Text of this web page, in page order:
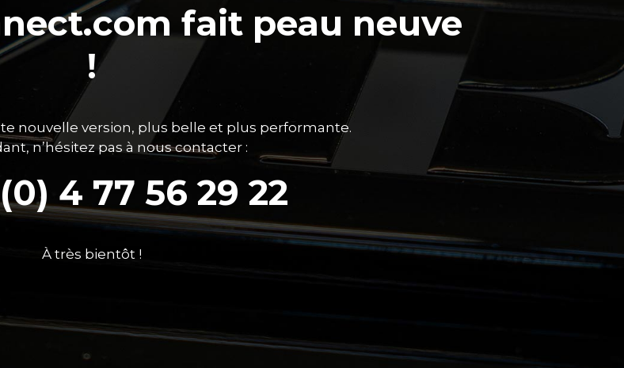
fait peau neuve
!
nouvelle version, plus belle et plus performante.
n’hésitez pas à nous contacter :
4 77 56 29 22
À très bientôt !